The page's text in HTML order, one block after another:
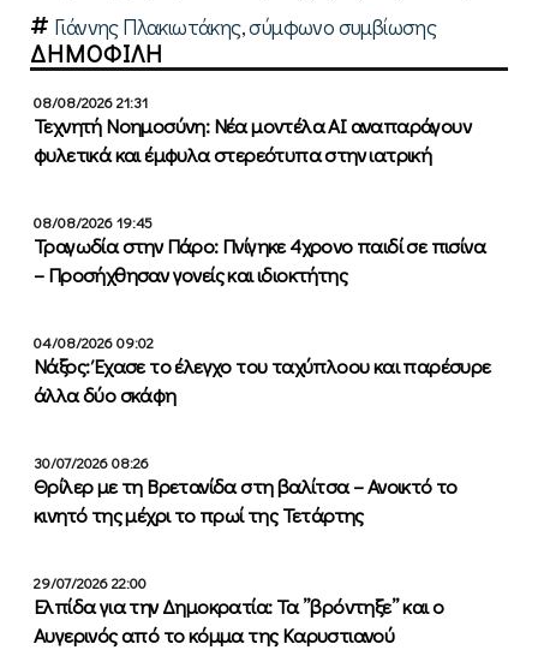
Γιάννης Πλακιωτάκης,σύμφωνο συμβίωσης
ΔΗΜΟΦΙΛΗ
08/08/2026 21:31
Τεχνητή Νοημοσύνη: Νέα μοντέλα ΑΙ αναπαράγουν
φυλετικά και έμφυλα στερεότυπα στην ιατρική
08/08/2026 19:45
Τραγωδία στην Πάρο: Πνίγηκε 4χρονο παιδί σε πισίνα
– Προσήχθησαν γονείς και ιδιοκτήτης
04/08/2026 09:02
Νάξος: Έχασε το έλεγχο του ταχύπλοου και παρέσυρε
άλλα δύο σκάφη
30/07/2026 08:26
Θρίλερ με τη Βρετανίδα στη βαλίτσα – Ανοικτό το
κινητό της μέχρι το πρωί της Τετάρτης
29/07/2026 22:00
Ελπίδα για την Δημοκρατία: Τα ”βρόντηξε” και ο
Αυγερινός από το κόμμα της Καρυστιανού